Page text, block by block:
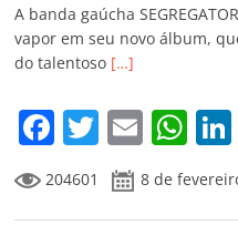
A banda gaúcha
vapor em seu novo álbum,
do talentoso […]
F
a
c
T
w
itt
E
m
ai
W
at
204601 8 de